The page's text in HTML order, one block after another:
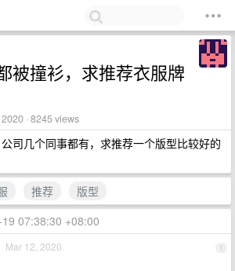
被撞衫，求推荐衣服牌
· 8245 views
司几个同事都有，求推荐一个版型比较好的
推荐
版型
07:38:30 +08:00
1
Mar 12, 2020